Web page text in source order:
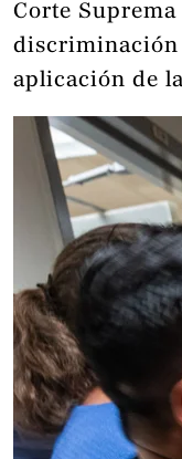
Corte
discriminación
aplicación de